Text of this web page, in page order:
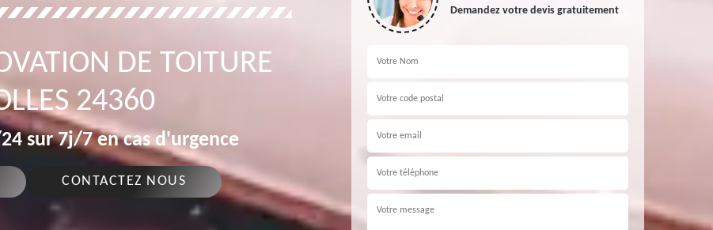
DE TOITURE
24360
sur 7j/7 en cas d'urgence
CONTACTEZ NOUS
Demandez votre devis gratuitement